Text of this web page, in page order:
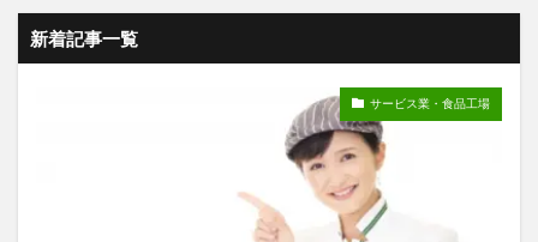
新着記事一覧
サービス業・食品工場